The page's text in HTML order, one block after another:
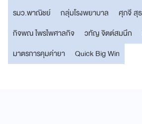
รมว.พาณิชย์
กลุ่มโรงพยาบาล ศุภจี สุ
กิจพณ ไพรไพศาลกิจ
วทัญ จิตต์สมนึก
มาตรการคุมค่ายา
Quick Big Win